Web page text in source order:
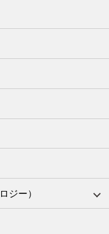
ジー）